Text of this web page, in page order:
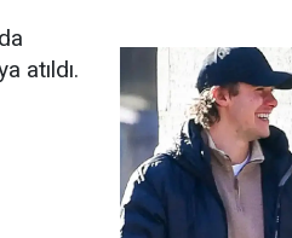
atıldı.